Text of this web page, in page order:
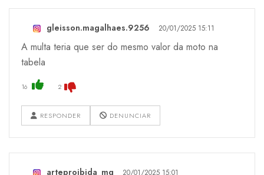
gleisson.magalhaes.9256 20/01/2025 15:11
A multa teria que ser do mesmo valor da moto na
tabela
16 2
RESPONDER DENUNCIAR
arteproibida_mg 20/01/2025 15:01